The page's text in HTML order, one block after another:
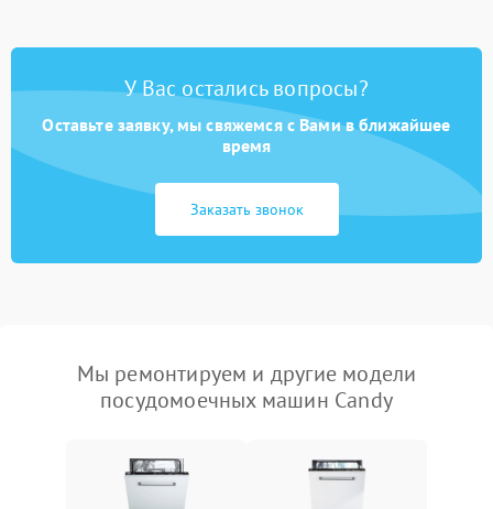
У Вас остались вопросы?
Оставьте заявку, мы свяжемся с Вами в ближайшее
время
Заказать звонок
Мы ремонтируем и другие модели
посудомоечных машин Candy